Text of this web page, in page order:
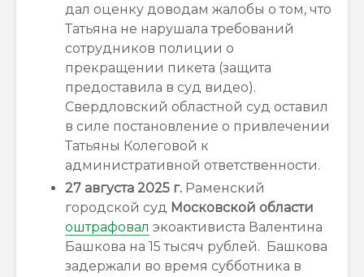
дал оценку доводам жалобы о том, что
Татьяна не нарушала требований
сотрудников полиции о
прекращении пикета (защита
предоставила в суд видео).
Свердловский областной суд оставил
в силе постановление о привлечении
Татьяны Колеговой к
административной ответственности.
27 августа 2025 г. Раменский
городской суд Московской области
оштрафовал экоактивиста Валентина
Башкова на 15 тысяч рублей. Башкова
задержали во время субботника в